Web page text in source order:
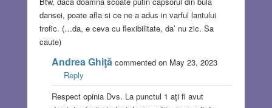
dansei, poate afla si ce ne a adus in varful lantului
trofic. (…da, e ceva cu flexibilitate, da’ nu zic. Sa
caute)
Andrea Ghiţăcommented on May 23, 2023
Reply
Respect opinia Dvs. La punctul 1 aţi fi avut